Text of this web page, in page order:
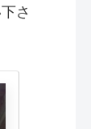
さ